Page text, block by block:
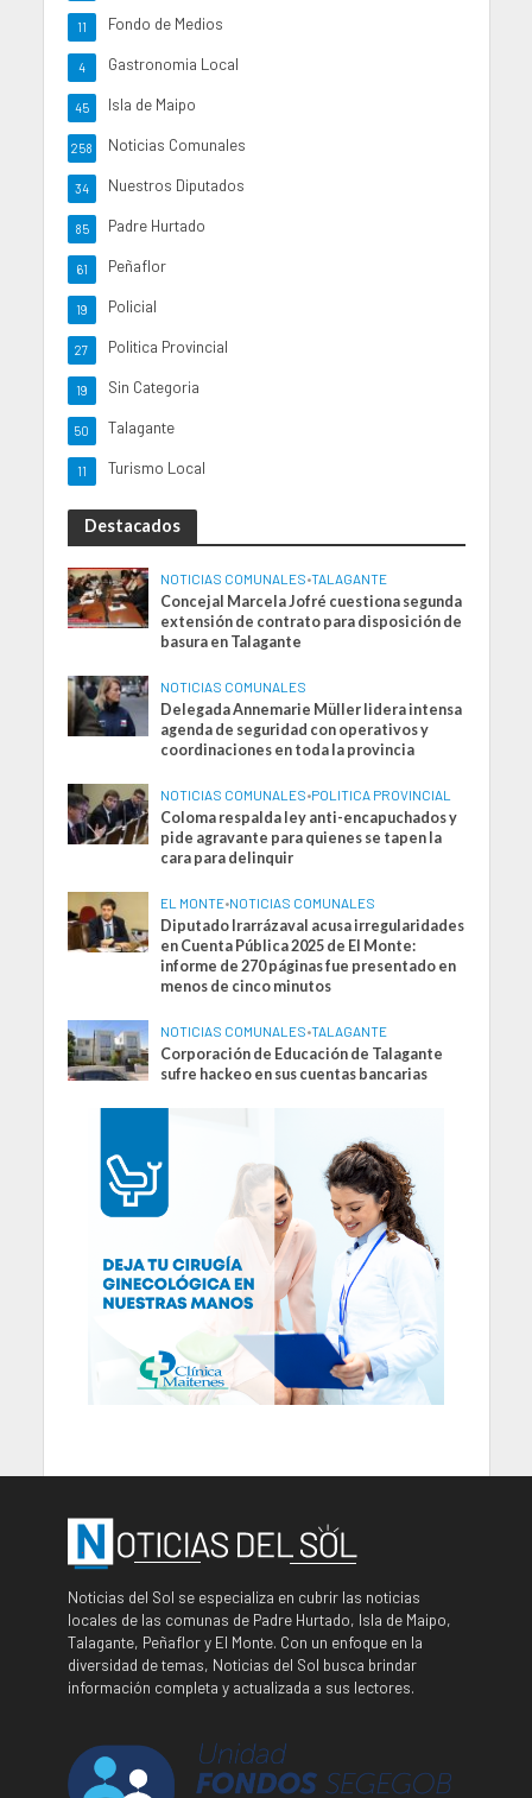
Fondo de Medios
11
Gastronomia Local
4
Isla de Maipo
45
Noticias Comunales
258
Nuestros Diputados
34
Padre Hurtado
85
Peñaflor
61
Policial
19
Politica Provincial
27
Sin Categoria
19
Talagante
50
Turismo Local
11
Destacados
NOTICIAS COMUNALES•TALAGANTE
Concejal Marcela Jofré cuestiona segunda
extensión de contrato para disposición de
basura en Talagante
NOTICIAS COMUNALES
Delegada Annemarie Müller lidera intensa
agenda de seguridad con operativos y
coordinaciones en toda la provincia
NOTICIAS COMUNALES•POLITICA PROVINCIAL
Coloma respalda ley anti-encapuchados y
pide agravante para quienes se tapen la
cara para delinquir
EL MONTE•NOTICIAS COMUNALES
Diputado Irarrázaval acusa irregularidades
en Cuenta Pública 2025 de El Monte:
informe de 270 páginas fue presentado en
menos de cinco minutos
NOTICIAS COMUNALES•TALAGANTE
Corporación de Educación de Talagante
sufre hackeo en sus cuentas bancarias
Noticias del Sol se especializa en cubrir las noticias
locales de las comunas de Padre Hurtado, Isla de Maipo,
Talagante, Peñaflor y El Monte. Con un enfoque en la
diversidad de temas, Noticias del Sol busca brindar
información completa y actualizada a sus lectores.